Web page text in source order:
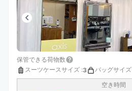
保管できる荷物数
スーツケースサイズ :3 バッグサイズ
空き時間